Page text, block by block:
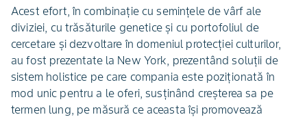
Acest efort, în combinație cu semințele de vârf ale
diviziei, cu trăsăturile genetice și cu portofoliul de
cercetare și dezvoltare în domeniul protecției culturilor,
au fost prezentate la New York, prezentând soluții de
sistem holistice pe care compania este poziționată în
mod unic pentru a le oferi, susținând creșterea sa pe
termen lung, pe măsură ce aceasta își promovează